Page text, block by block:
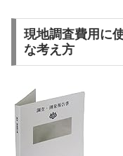
現地調査費用に
な考え方